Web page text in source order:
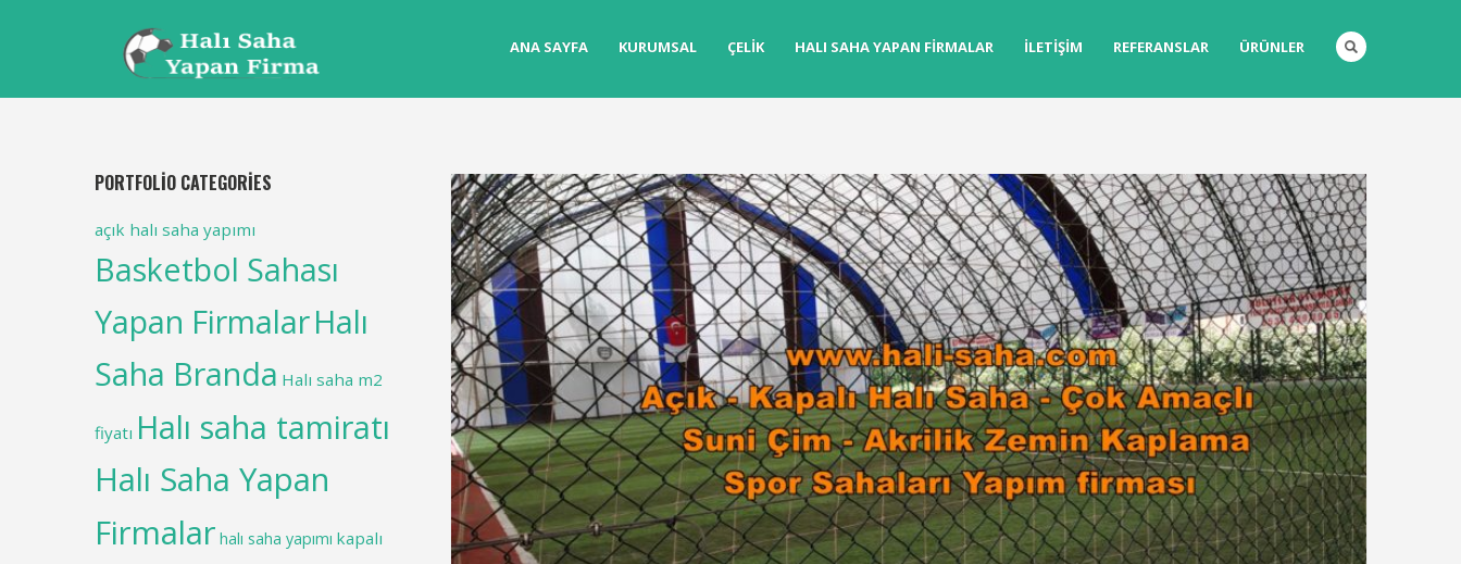
ANA SAYFA KURUMSAL ÇELIK HALI SAHA YAPAN FIRMALAR İLETIŞIM REFERANSLAR ÜRÜNLER
PORTFOLIO CATEGORIES
açık halı saha yapımı
Basketbol Sahası
Yapan FirmalarHalı
Saha Branda Halı saha m2
fiyatı Halı saha tamiratı
Halı Saha Yapan
Firmalar halı saha yapımı kapalı